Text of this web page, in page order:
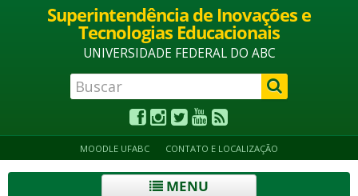
Acesso à informação
Legislação
Canais
Superintendência de Inovações e
Tecnologias Educacionais
UNIVERSIDADE FEDERAL DO ABC
MOODLE UFABC CONTATO E LOCALIZAÇÃO
MENU